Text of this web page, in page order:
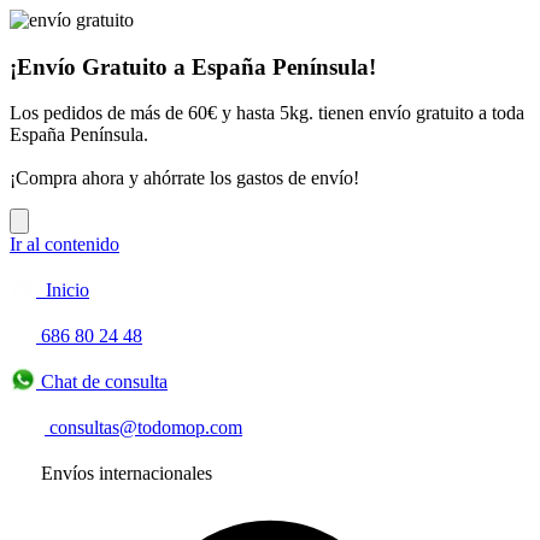
¡Envío Gratuito a España Península!
Los pedidos de más de 60€ y hasta 5kg. tienen envío gratuito a toda
España Península.
¡Compra ahora y ahórrate los gastos de envío!
Ir al contenido
Inicio
686 80 24 48
Chat de consulta
consultas@todomop.com
Envíos internacionales